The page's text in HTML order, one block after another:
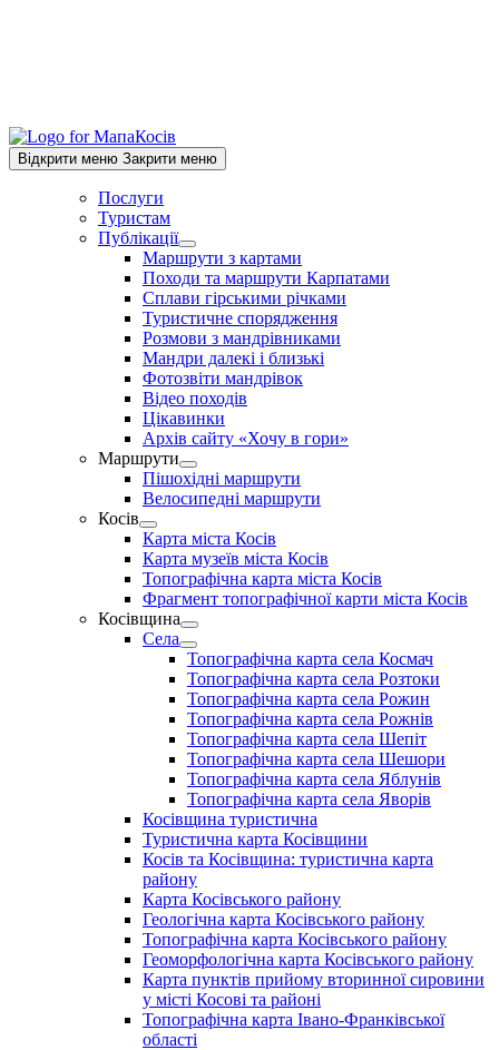
Відкрити меню Закрити меню
Послуги
Туристам
Публікації
Show
sub
menu
Маршрути з картами
Походи та маршрути Карпатами
Сплави гірськими річками
Туристичне спорядження
Розмови з мандрівниками
Мандри далекі і близькі
Фотозвіти мандрівок
Відео походів
Цікавинки
Архів сайту «Хочу в гори»
Маршрути
Show
sub
menu
Пішохідні маршрути
Велосипедні маршрути
Косів
Show
sub
menu
Карта міста Косів
Карта музеїв міста Косів
Топографічна карта міста Косів
Фрагмент топографічної карти міста Косів
Косівщина
Show
sub
menu
Села
Show
sub
menu
Топографічна карта села Космач
Топографічна карта села Розтоки
Топографічна карта села Рожин
Топографічна карта села Рожнів
Топографічна карта села Шепіт
Топографічна карта села Шешори
Топографічна карта села Яблунів
Топографічна карта села Яворів
Косівщина туристична
Туристична карта Косівщини
Косів та Косівщина: туристична карта
району
Карта Косівського району
Геологічна карта Косівського району
Топографічна карта Косівського району
Геоморфологічна карта Косівського району
Карта пунктів прийому вторинної сировини
у місті Косові та районі
Топографічна карта Івано-Франківської
області